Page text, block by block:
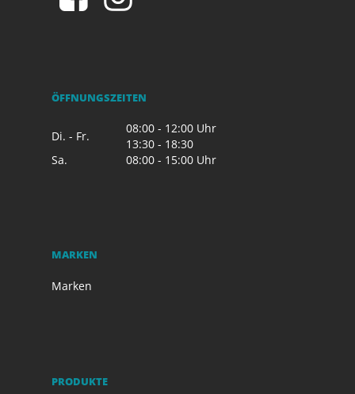
ÖFFNUNGSZEITEN
Di. - Fr.
08:00 - 12:00 Uhr
13:30 - 18:30
Sa.
08:00 - 15:00 Uhr
MARKEN
Marken
PRODUKTE